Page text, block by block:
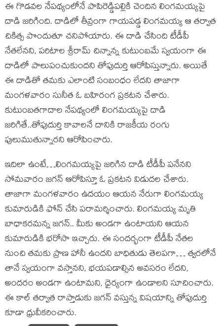
ఈ గొడవల నేపథ్యంలోనే పాపిరెడ్డిపల్లికి చెందిన లింగమయ్యపై
దాడి జరిగింది. దాడిలో తీవ్రంగా గాయపడ్డ లింగమయ్య ఆ తర్వాత
చికిత్స పొందుతూ చనిపోయారు. ఈ దాడి చేసింది టీడీపీ
నేతలేనని, పరిటాల శ్రీరామ్ చిన్నాన్న కుటుంబమే స్వయంగా ఈ
దాడిలో పాలుపంచుకుందని తోపుదుర్తి ఆరోపిస్తున్నారు. అయితే
ఈ దాడితో తమకు ఎలాంటి సంబంధం లేదని తాజాగా
మంగళవారం సునీత ఓ బహిరంగ ప్రకటన చేశారు.
కుటుంబతగాదాల నేపథ్యంలో లింగమయ్యపై దాడి
జరిగితే..తోపుదుర్తి కావాలనే దానికి రాజకీయ రంగు
పులుముతున్నారని ఆరోపించారు.
ఇదిలా ఉంటే…లింగమయ్యపై జరిగిన దాడి టీడీపీ పనేనని
సోమవారం జగన్ ఆరోపిస్తూ ఓ ప్రకటన విడుదల చేశారు.
తాజాగా మంగళవారం ఉదయం ఆయన నేరుగా లింగమయ్య
కుమారుడికి ఫోన్ చేసి పరామర్శించారు. లింగమయ్య మృతి
బాధాకరమన్న జగన్.. మీకు అండగా ఉంటాయని ఆయన
కుమారుడికి భరోసా ఇచ్చారు. ఈ సందర్భంగా టీడీపీ నేతల
నుంచి తమకు ప్రాణ హానీ ఉందని బాధితుడు తెలపగా… త్వరలోనే
తానే స్వయంగా వస్తానని, భయపడాల్సిన అవసరం లేదని,
అందరం అండగా ఉంటామని, ధైర్యంగా ఉండాలని సూచించారు.
ఈ కాల్ తర్వాత రాప్తాడుకు జగన్ వస్తున్న విషయాన్ని తోపుదుర్తి
కూడా ధ్రువీకరించారు.